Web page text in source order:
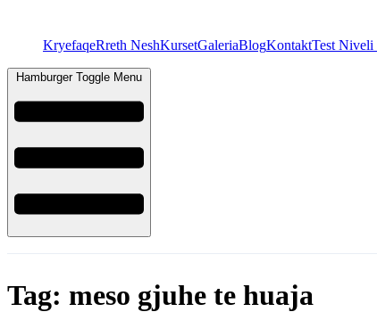
KryefaqeRreth NeshKursetGaleriaBlogKontaktTest Niveli
Hamburger Toggle Menu
Tag: meso gjuhe te huaja